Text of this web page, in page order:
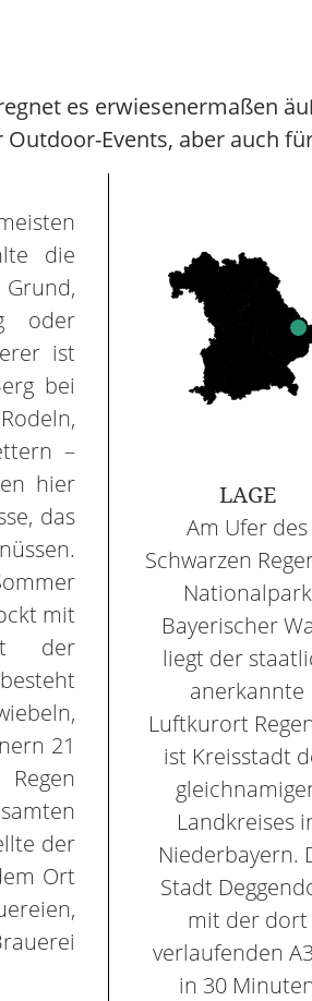
es erwiesenermaßen
Events, aber auch
die
oder
ist
bei
–
hier
das
mit
der
21
der
Ort
LAGE
Am Ufer des
Schwarzen
Nationalpark
Bayerischer
liegt der
anerkannte
Luftkurort
ist Kreisstadt
Landkreises
Niederbayern.
Stadt
mit der dort
verlaufenden
in 30